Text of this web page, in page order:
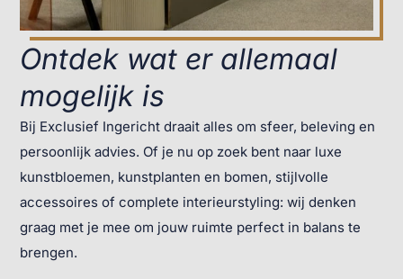
Ontdek wat er allemaal
mogelijk is
Bij Exclusief Ingericht draait alles om sfeer, beleving en
persoonlijk advies. Of je nu op zoek bent naar luxe
kunstbloemen, kunstplanten en bomen, stijlvolle
accessoires of complete interieurstyling: wij denken
graag met je mee om jouw ruimte perfect in balans te
brengen.